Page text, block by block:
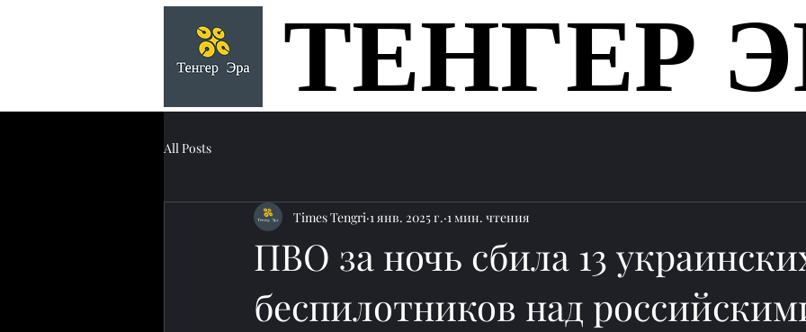
Главная
ТЕНГЕР
ТЕНГЕР
All Posts
ПВО за ночь сбила 13
беспилотников над
Times Tengri 1 янв. 2025 г. 1 мин. чтения